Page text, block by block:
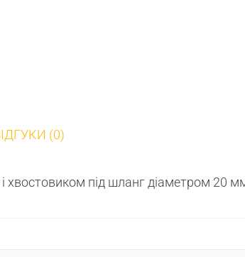
(0)
хвостовиком під шланг діаметром 20